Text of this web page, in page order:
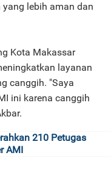
lebih aman dan
Kota Makassar
layanan
canggih. "Saya
ini karena canggih
210 Petugas
AMI